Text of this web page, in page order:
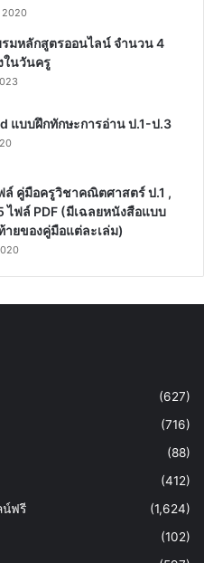
2020
รมหลักสูตรออนไลน์ จำนวน 4
ในวันครู
แบบฝึกทักษะการอ่าน ป.1-ป.3
ล์ คู่มือครูวิชาคณิตศาสตร์ ป.1 ,
ไฟล์ PDF (มีเฉลยหนังสือแบบ
ยของคู่มือแต่ละเล่ม)
(627)
(716)
(88)
(412)
น์ฟรี
(1,624)
(102)